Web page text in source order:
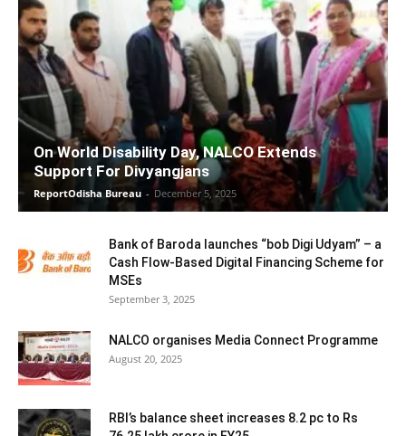
On World Disability Day, NALCO Extends
Support For Divyangjans
ReportOdisha Bureau - December 5, 2025
Bank of Baroda launches “bob Digi Udyam” – a
Cash Flow-Based Digital Financing Scheme for
MSEs
September 3, 2025
NALCO organises Media Connect Programme
August 20, 2025
RBI’s balance sheet increases 8.2 pc to Rs